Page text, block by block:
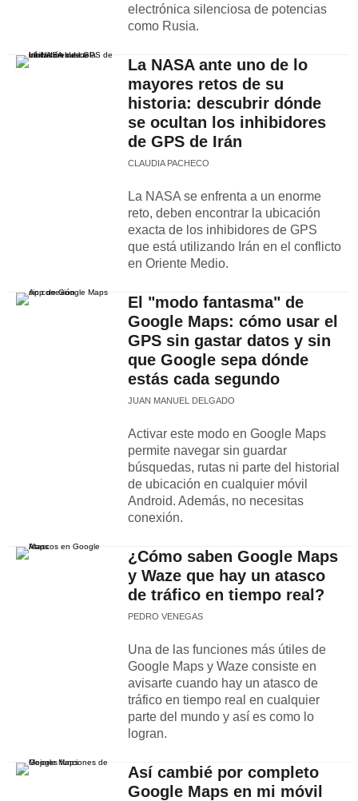
electrónica silenciosa de potencias
como Rusia.
La NASA ante uno de lo
mayores retos de su
historia: descubrir dónde
se ocultan los inhibidores
de GPS de Irán
CLAUDIA PACHECO
La NASA se enfrenta a un enorme
reto, deben encontrar la ubicación
exacta de los inhibidores de GPS
que está utilizando Irán en el conflicto
en Oriente Medio.
El "modo fantasma" de
Google Maps: cómo usar el
GPS sin gastar datos y sin
que Google sepa dónde
estás cada segundo
JUAN MANUEL DELGADO
Activar este modo en Google Maps
permite navegar sin guardar
búsquedas, rutas ni parte del historial
de ubicación en cualquier móvil
Android. Además, no necesitas
conexión.
¿Cómo saben Google Maps
y Waze que hay un atasco
de tráfico en tiempo real?
PEDRO VENEGAS
Una de las funciones más útiles de
Google Maps y Waze consiste en
avisarte cuando hay un atasco de
tráfico en tiempo real en cualquier
parte del mundo y así es como lo
logran.
Así cambié por completo
Google Maps en mi móvil